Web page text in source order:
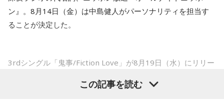
※インタビュアー：文化放送・斉藤一美アナウンサー
山田「痛みがない範囲でできていたのですが、痛みの場所が
動いてしまって、数ミリでも痛みの場所が動くだけで痛みが
変わってくるので」
――実戦復帰まで4ヶ月という診断のもと、ファームで最初に
ン』。8月14日（金）は中島健人がパーソナリティを担当す
ることが決定した。
3rdシングル「鬼事/Fiction Love」が8月19日（水）にリリー
ティを初めて担当する。番組では、新曲「鬼事/Fiction
この記事を読む